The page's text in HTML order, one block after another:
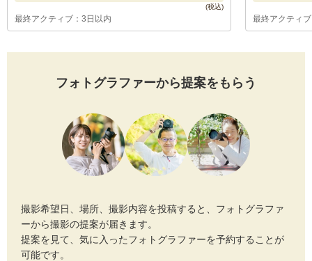
最終アクティブ：3日以内 最終アクティ
フォトグラファーから提案をもらう
撮影希望日、場所、撮影内容を投稿すると、フォトグラファ
ーから撮影の提案が届きます。
提案を見て、気に入ったフォトグラファーを予約することが
可能です。